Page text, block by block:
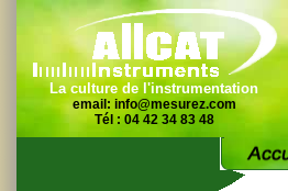
La culture de l'instrumentation
email: info@mesurez.com
Tél : 04 42 34 83 48